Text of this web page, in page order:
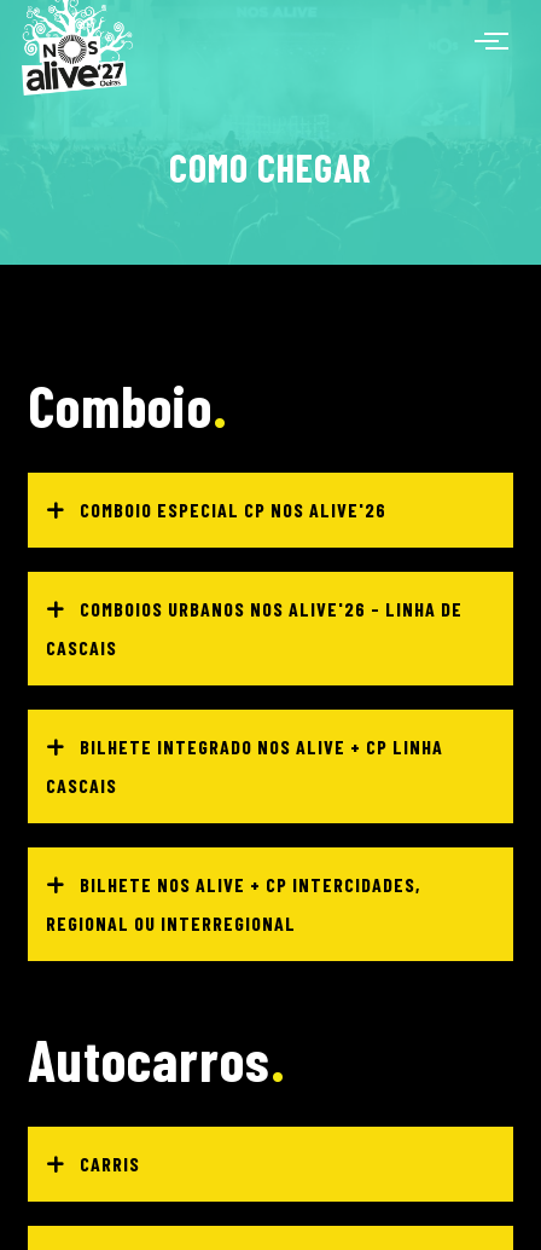
COMO CHEGAR
Comboio
COMBOIO ESPECIAL CP NOS ALIVE'26
COMBOIOS URBANOS NOS ALIVE'26 - LINHA DE
CASCAIS
BILHETE INTEGRADO NOS ALIVE + CP LINHA
CASCAIS
BILHETE NOS ALIVE + CP INTERCIDADES,
REGIONAL OU INTERREGIONAL
Autocarros
CARRIS